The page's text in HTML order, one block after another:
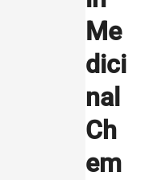
Me
dici
nal
Ch
em